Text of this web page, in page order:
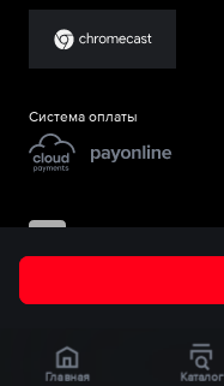
Система оплаты
Главная Каталог